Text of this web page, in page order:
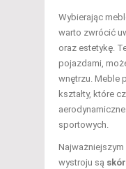
Wybierając
warto zwrócić
oraz estetykę.
pojazdami,
wnętrzu. Meble
kształty, które
sportowych.
wystroju są